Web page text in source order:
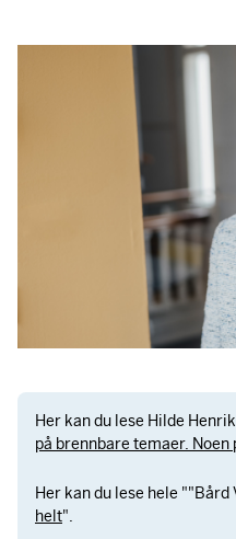
Her kan du lese Hilde
på brennbare temaer.
Her kan du lese hele ""Bård
helt".